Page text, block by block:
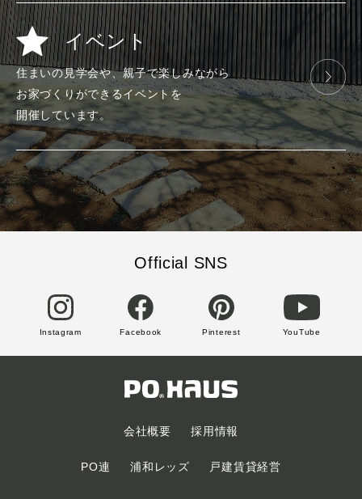
イベント
住まいの見学会や、親子で楽しみながら
お家づくりができるイベントを
開催しています。
Official SNS
Instagram Facebook Pinterest YouTube
会社概要 採用情報
PO連 浦和レッズ 戸建賃貸経営